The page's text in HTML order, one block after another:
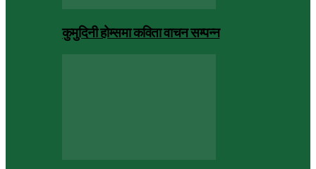
कुमुदिनी होम्समा कविता वाचन सम्पन्न